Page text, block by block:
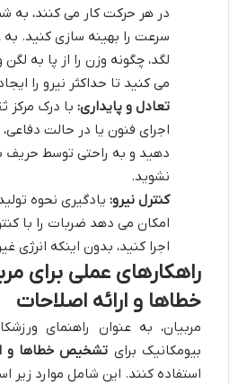
در هر حرکت کار می کنند، به
سرعت را بهینه سازی کنید.
لگد، چگونه وزن را از پا به
می کنید تا حداکثر نیرو را
تعادل و پایداری: با درک مرکز
اجرای فنون یا در حالت
دهید و به راحتی توسط حریف
نشوید.
کنترل نیرو: یادگیری نحوه
امکان می دهد ضربات را با
اجرا کنید، بدون اینکه انرژی
راهکارهای عملی برای
خطاها و ارائه اصلاحات
مربیان، به عنوان راهنمای
بیومکانیک برای تشخیص خطاها و
استفاده کنند. این شامل موارد زیر